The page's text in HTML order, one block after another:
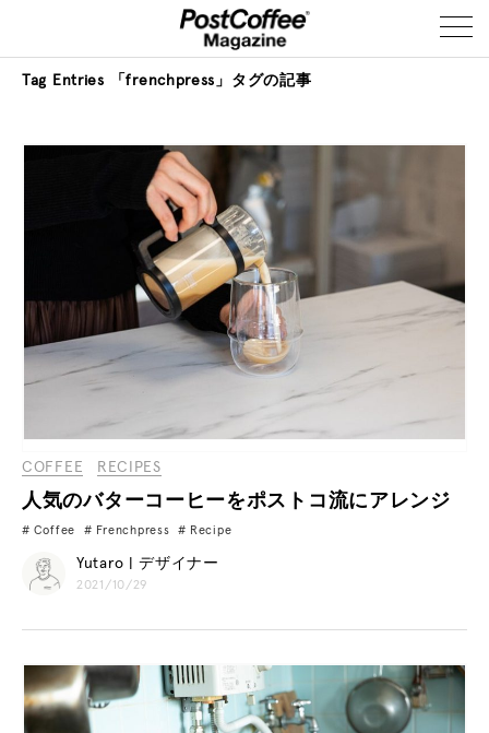
Tag Entries 「frenchpress」タグの記事
COFFEE RECIPES
人気のバターコーヒーをポストコ流にアレンジ
Coffee Frenchpress Recipe
Yutaro | デザイナー
2021/10/29